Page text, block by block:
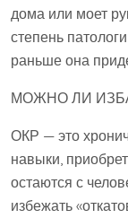
дома или моет
степень
раньше она
МОЖНО ЛИ
ОКР — это
навыки,
остаются с
избежать